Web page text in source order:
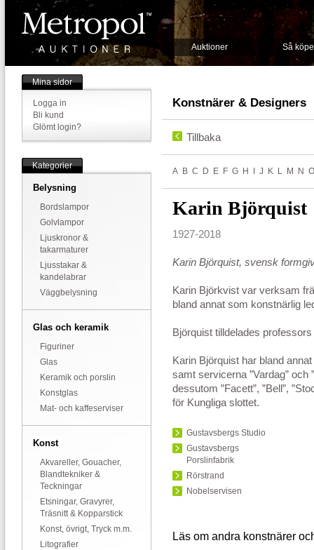
Auktioner Så
Mina sidor
Logga in
Bli kund
Glömt login?
Kategorier
Belysning
Bordslampor
Golvlampor
Ljuskronor &
takarmaturer
Ljusstakar &
kandelabrar
Väggbelysning
Glas och keramik
Figuriner
Glas
Keramik och porslin
Konstglas
Mat- och kaffeserviser
Konst
Akvareller, Gouacher,
Blandtekniker &
Teckningar
Etsningar, Gravyrer,
Träsnitt & Kopparstick
Konst, övrigt, Tryck m.m.
Litografier
Konstnärer & Designers
Tillbaka
A B C D E F G H J K L M N O
Karin Björquist
1927-2018
Karin Björquist, svensk
Karin Björkvist var verksam
bland annat som konstnärlig
Björquist tilldelades
Karin Björquist har bland annat
samt servicerna ”Vardag” och
dessutom ”Facett”, ”Bell”,
för Kungliga slottet.
Gustavsbergs Studio
Gustavsbergs
Porslinfabrik
Rörstrand
Nobelservisen
Läs om andra konstnärer